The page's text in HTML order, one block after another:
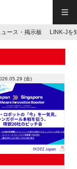
ュース・掲示板 LINK-Jを
(金)